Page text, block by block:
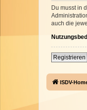
Du musst in
auch die
Registrieren
ISDV-